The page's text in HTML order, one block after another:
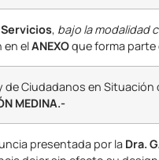
, bajo la modalidad
en elANEXOque forma
de Ciudadanos en
MEDINA.-
presentada por la Dra.